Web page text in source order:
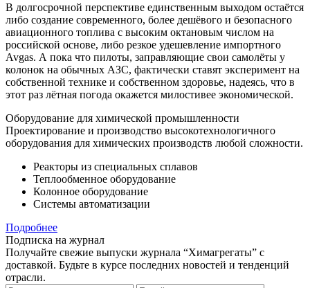
В долгосрочной перспективе единственным выходом остаётся
либо создание современного, более дешёвого и безопасного
авиационного топлива с высоким октановым числом на
российской основе, либо резкое удешевление импортного
Avgas. А пока что пилоты, заправляющие свои самолёты у
колонок на обычных АЗС, фактически ставят эксперимент на
собственной технике и собственном здоровье, надеясь, что в
этот раз лётная погода окажется милостивее экономической.
Оборудование для химической промышленности
Проектирование и производство высокотехнологичного
оборудования для химических производств любой сложности.
Реакторы из специальных сплавов
Теплообменное оборудование
Колонное оборудование
Системы автоматизации
Подробнее
Подписка на журнал
Получайте свежие выпуски журнала “Химагрегаты” с
доставкой. Будьте в курсе последних новостей и тенденций
отрасли.